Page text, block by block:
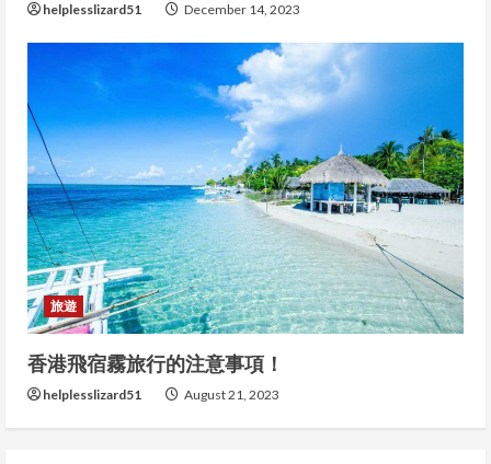
helplesslizard51 December 14, 2023
旅遊
香港飛宿霧旅行的注意事項！
helplesslizard51 August 21, 2023